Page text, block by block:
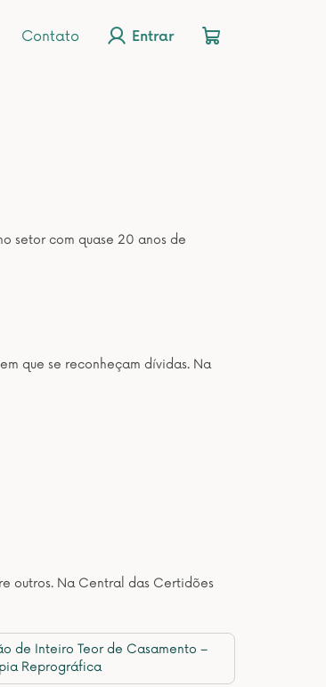
Contato Entrar
setor com quase 20 anos de
que se reconheçam dívidas. Na
outros. Na Central das Certidões
de Inteiro Teor de Casamento –
Reprográfica